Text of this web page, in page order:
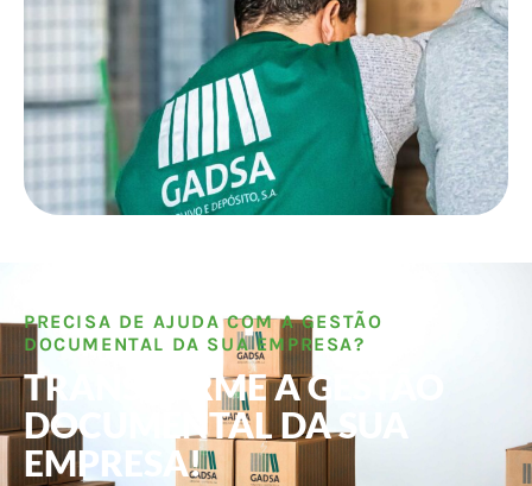
PRECISA DE AJUDA COM A GESTÃO
DOCUMENTAL DA SUA EMPRESA?
TRANSFORME A GESTÃO
DOCUMENTAL DA SUA
EMPRESA!